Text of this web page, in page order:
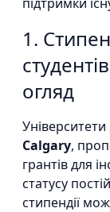
1.
огляд
Calgary,
грантів для
статусу
стипендії